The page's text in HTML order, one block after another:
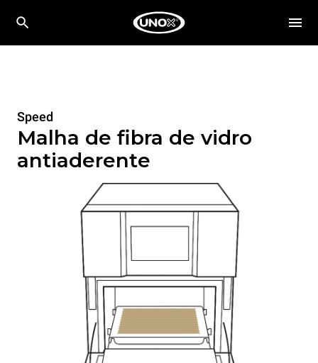
Speed
Malha de fibra de vidro
antiaderente